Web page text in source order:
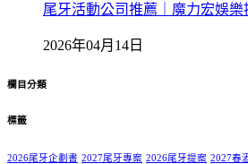
尾牙活動公司推薦｜魔力宏娛樂
2026年04月14日
欄目分類
標籤
2026尾牙企劃書 2027尾牙專案 2026尾牙提案 2027春